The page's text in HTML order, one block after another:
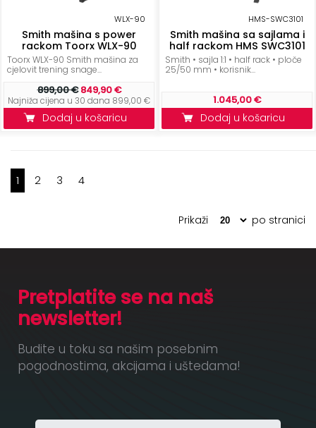
WLX-90
Smith mašina s power
rackom Toorx WLX-90
Toorx WLX-90 Smith mašina za
cjelovit trening snage...
899,00 €849,90 €
Najniža cijena u 30 dana 899,00 €
Dodaj u košaricu
HMS-SWC3101
Smith mašina sa sajlama i
half rackom HMS SWC3101
Smith • sajla 1:1 • half rack • ploče
25/50 mm • korisnik...
1.045,00 €
Dodaj u košaricu
1 2 3 4
Prikaži po stranici
Pretplatite se na naš
newsletter!
Budite u toku sa našim posebnim
pogodnostima, akcijama i uštedama!